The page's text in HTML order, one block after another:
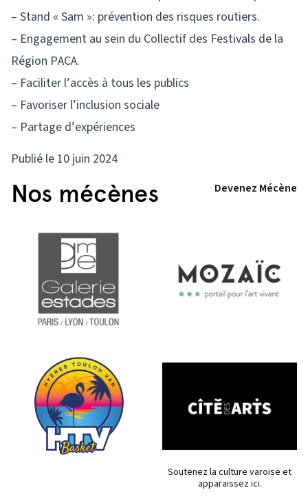
– Stand « Sam »: prévention des risques routiers.
– Engagement au sein du Collectif des Festivals de la
Région PACA.
– Faciliter l’accès à tous les publics
– Favoriser l’inclusion sociale
– Partage d’expériences
Publié le 10 juin 2024
Nos mécènes Devenez Mécène
Soutenez la culture varoise et
apparaissez ici.